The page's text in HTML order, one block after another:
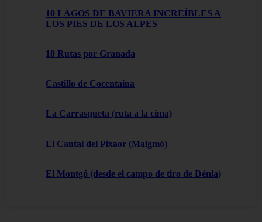
10 LAGOS DE BAVIERA INCREÍBLES A
LOS PIES DE LOS ALPES
10 Rutas por Granada
Castillo de Cocentaina
La Carrasqueta (ruta a la cima)
El Cantal del Pixaor (Maigmó)
El Montgó (desde el campo de tiro de Dénia)